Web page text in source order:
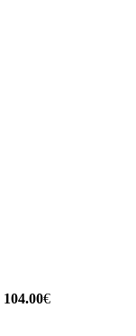
104.00€